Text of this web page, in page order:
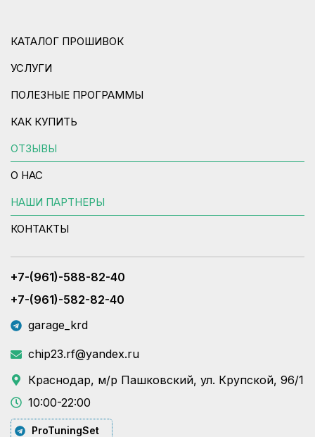
КАТАЛОГ ПРОШИВОК
УСЛУГИ
ПОЛЕЗНЫЕ ПРОГРАММЫ
КАК КУПИТЬ
ОТЗЫВЫ
О НАС
НАШИ ПАРТНЕРЫ
КОНТАКТЫ
+7-(961)-588-82-40
+7-(961)-582-82-40
garage_krd
chip23.rf@yandex.ru
Краснодар, м/р Пашковский, ул. Крупской, 96/1
10:00-22:00
ProTuningSet